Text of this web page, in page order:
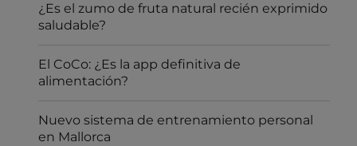
¿Es el zumo de fruta natural recién exprimido
saludable?
El CoCo: ¿Es la app definitiva de
alimentación?
Nuevo sistema de entrenamiento personal
en Mallorca